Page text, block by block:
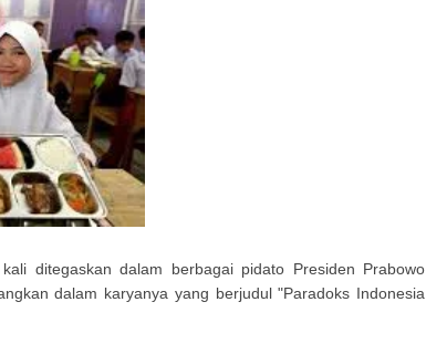
ditegaskan dalam berbagai pidato Presiden Prabowo
dalam karyanya yang berjudul "Paradoks Indonesia